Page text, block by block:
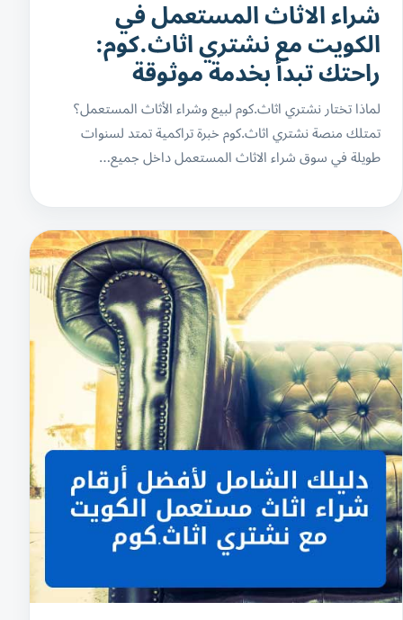
شراء الاثاث المستعمل في
الكويت مع نشتري اثاث.كوم:
راحتك تبدأ بخدمة موثوقة
لماذا تختار نشتري اثاث.كوم لبيع وشراء الأثاث المستعمل؟
تمتلك منصة نشتري اثاث.كوم خبرة تراكمية تمتد لسنوات
طويلة في سوق شراء الاثاث المستعمل داخل جميع…